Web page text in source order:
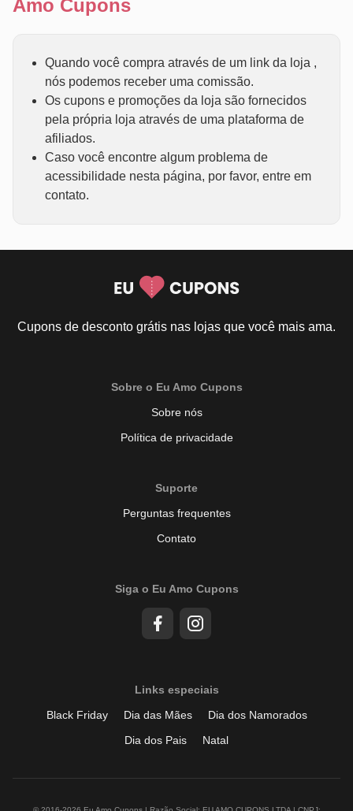
Amo Cupons
Quando você compra através de um link da loja ,
nós podemos receber uma comissão.
Os cupons e promoções da loja são fornecidos
pela própria loja através de uma plataforma de
afiliados.
Caso você encontre algum problema de
acessibilidade nesta página, por favor, entre em
contato.
Cupons de desconto grátis nas lojas que você mais ama.
Sobre o Eu Amo Cupons
Sobre nós
Política de privacidade
Suporte
Perguntas frequentes
Contato
Siga o Eu Amo Cupons
Links especiais
Black Friday
Dia das Mães
Dia dos Namorados
Dia dos Pais
Natal